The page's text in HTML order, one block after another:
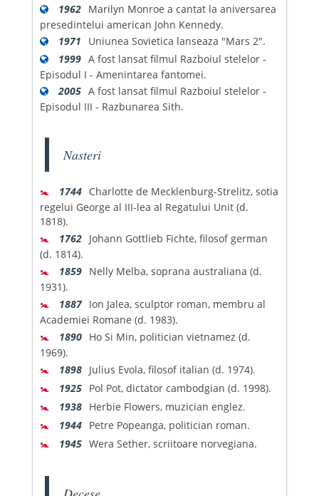
1962 Marilyn Monroe a cantat la aniversarea
presedintelui american John Kennedy.
1971
Uniunea Sovietica lanseaza "Mars 2".
1999 A fost lansat filmul Razboiul stelelor -
Episodul I - Amenintarea fantomei.
2005 A fost lansat filmul Razboiul stelelor -
Episodul III - Razbunarea Sith.
Nasteri
🚼 1744 Charlotte de Mecklenburg-Strelitz, sotia
regelui George al III-lea al Regatului Unit (d.
1818).
🚼 1762 Johann Gottlieb Fichte, filosof german
(d. 1814).
🚼 1859 Nelly Melba, soprana australiana (d.
1931).
🚼 1887 Ion Jalea, sculptor roman, membru al
Academiei Romane (d. 1983).
🚼 1890 Ho Si Min, politician vietnamez (d.
1969).
🚼 1898 Julius Evola, filosof italian (d. 1974).
🚼 1925 Pol Pot, dictator cambodgian (d. 1998).
🚼 1938 Herbie Flowers, muzician englez.
🚼 1944 Petre Popeanga, politician roman.
🚼 1945 Wera Sether, scriitoare norvegiana.